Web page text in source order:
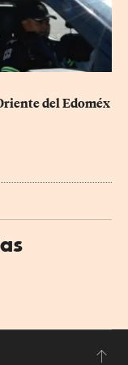
del Edoméx